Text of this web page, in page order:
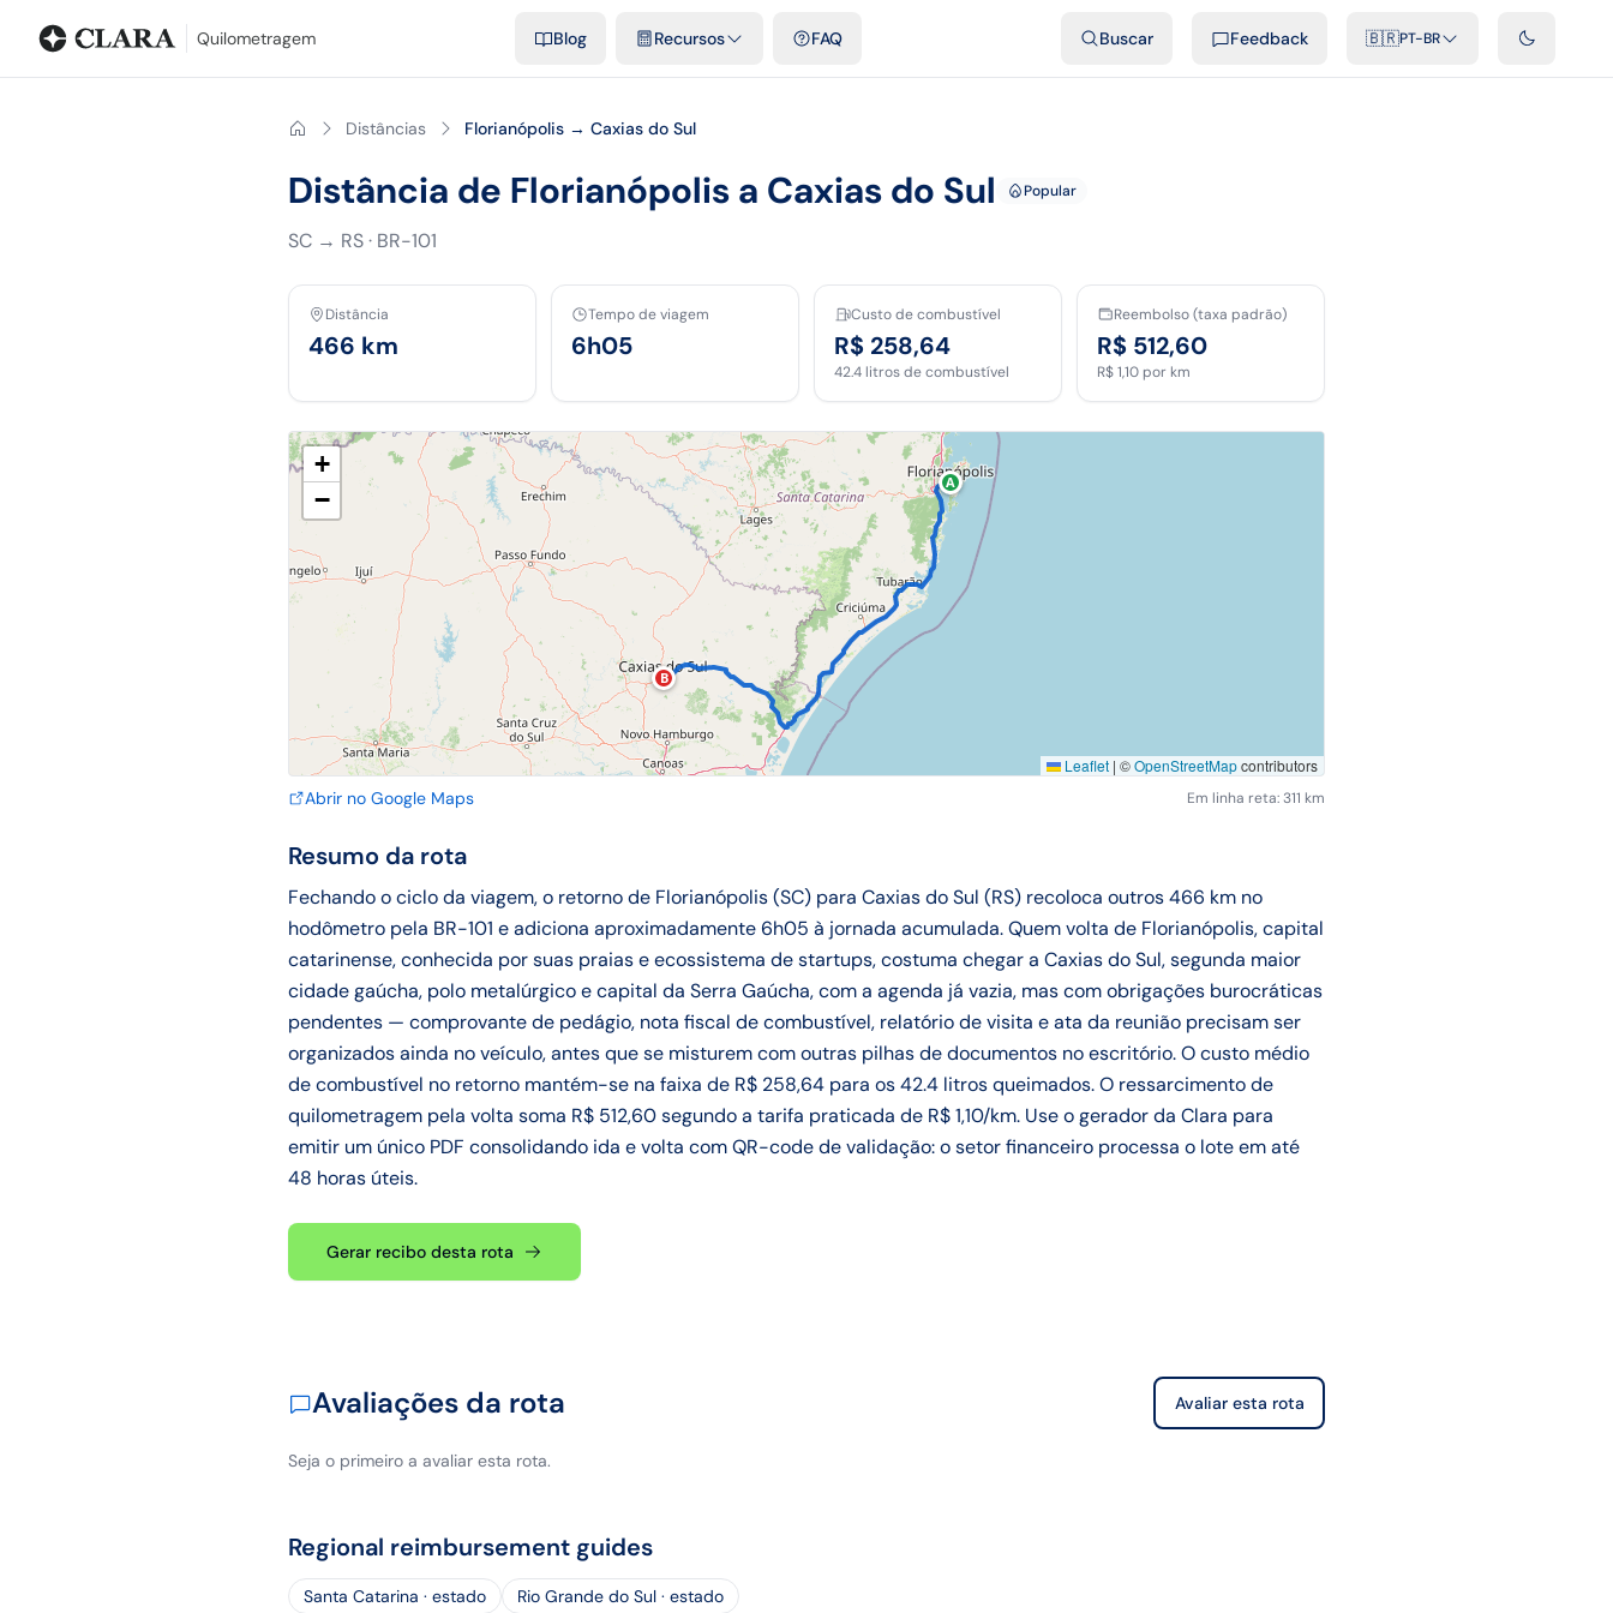
Quilometragem Blog Recursos FAQ Buscar Feedback 🇧🇷PT-BR
Distâncias Florianópolis → Caxias do Sul
Distância de Florianópolis a Caxias do Sul Popular
SC → RS· BR-101
Distância
466 km
Tempo de viagem
6h05
Custo de combustível
R$ 258,64
42.4 litros de combustível
Reembolso (taxa padrão)
R$ 512,60
R$ 1,10 por km
A
B
+
−
Leaflet | ©OpenStreetMapcontributors
Abrir no Google Maps Em linha reta: 311 km
Resumo da rota
Fechando o ciclo da viagem, o retorno de Florianópolis (SC) para Caxias do Sul (RS) recoloca outros 466 km no
hodômetro pela BR-101 e adiciona aproximadamente 6h05 à jornada acumulada. Quem volta de Florianópolis, capital
catarinense, conhecida por suas praias e ecossistema de startups, costuma chegar a Caxias do Sul, segunda maior
cidade gaúcha, polo metalúrgico e capital da Serra Gaúcha, com a agenda já vazia, mas com obrigações burocráticas
pendentes — comprovante de pedágio, nota fiscal de combustível, relatório de visita e ata da reunião precisam ser
organizados ainda no veículo, antes que se misturem com outras pilhas de documentos no escritório. O custo médio
de combustível no retorno mantém-se na faixa de R$ 258,64 para os 42.4 litros queimados. O ressarcimento de
quilometragem pela volta soma R$ 512,60 segundo a tarifa praticada de R$ 1,10/km. Use o gerador da Clara para
emitir um único PDF consolidando ida e volta com QR-code de validação: o setor financeiro processa o lote em até
48 horas úteis.
Gerar recibo desta rota
Avaliações da rota Avaliar esta rota
Seja o primeiro a avaliar esta rota.
Regional reimbursement guides
Santa Catarina · estado Rio Grande do Sul · estado